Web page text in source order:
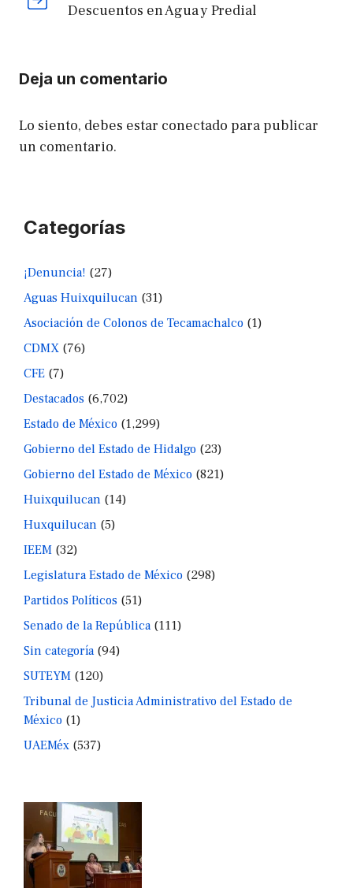
Descuentos en Agua y Predial
Deja un comentario
Lo siento, debes estar conectado para publicar
un comentario.
Categorías
¡Denuncia! (27)
Aguas Huixquilucan (31)
Asociación de Colonos de Tecamachalco (1)
CDMX (76)
CFE (7)
Destacados (6,702)
Estado de México (1,299)
Gobierno del Estado de Hidalgo (23)
Gobierno del Estado de México (821)
Huixquilucan (14)
Huxquilucan (5)
IEEM (32)
Legislatura Estado de México (298)
Partidos Políticos (51)
Senado de la República(111)
Sin categoría(94)
SUTEYM (120)
Tribunal de Justicia Administrativo del Estado de
México (1)
UAEMéx (537)